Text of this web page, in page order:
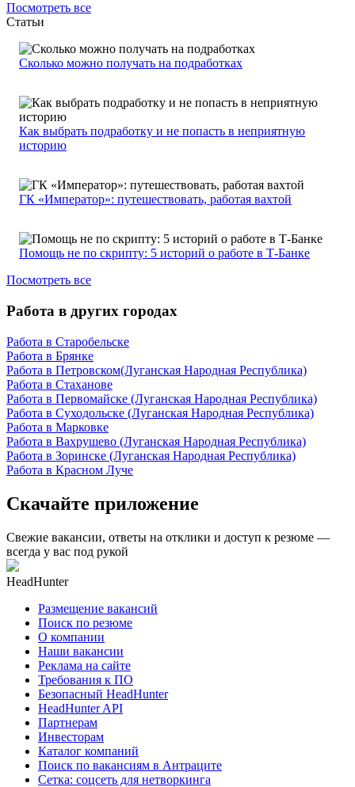
Посмотреть все
Статьи
Сколько можно получать на подработках
Как выбрать подработку и не попасть в неприятную
историю
ГК «Император»: путешествовать, работая вахтой
Помощь не по скрипту: 5 историй о работе в Т-Банке
Посмотреть все
Работа в других городах
Работа в Старобельске
Работа в Брянке
Работа в Петровском(Луганская Народная Республика)
Работа в Стаханове
Работа в Первомайске (Луганская Народная Республика)
Работа в Суходольске (Луганская Народная Республика)
Работа в Марковке
Работа в Вахрушево (Луганская Народная Республика)
Работа в Зоринске (Луганская Народная Республика)
Работа в Красном Луче
Скачайте приложение
Свежие вакансии, ответы на отклики и доступ к резюме —
всегда у вас под рукой
HeadHunter
Размещение вакансий
Поиск по резюме
О компании
Наши вакансии
Реклама на сайте
Требования к ПО
Безопасный HeadHunter
HeadHunter API
Партнерам
Инвесторам
Каталог компаний
Поиск по вакансиям в Антраците
Сетка: соцсеть для нетворкинга